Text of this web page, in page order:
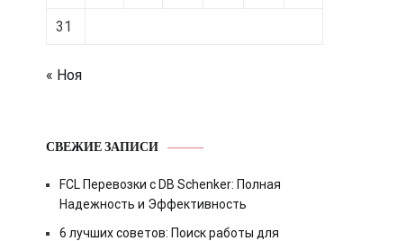
31
« Ноя
СВЕЖИЕ ЗАПИСИ
FCL Перевозки с DB Schenker: Полная
Надежность и Эффективность
6 лучших советов: Поиск работы для